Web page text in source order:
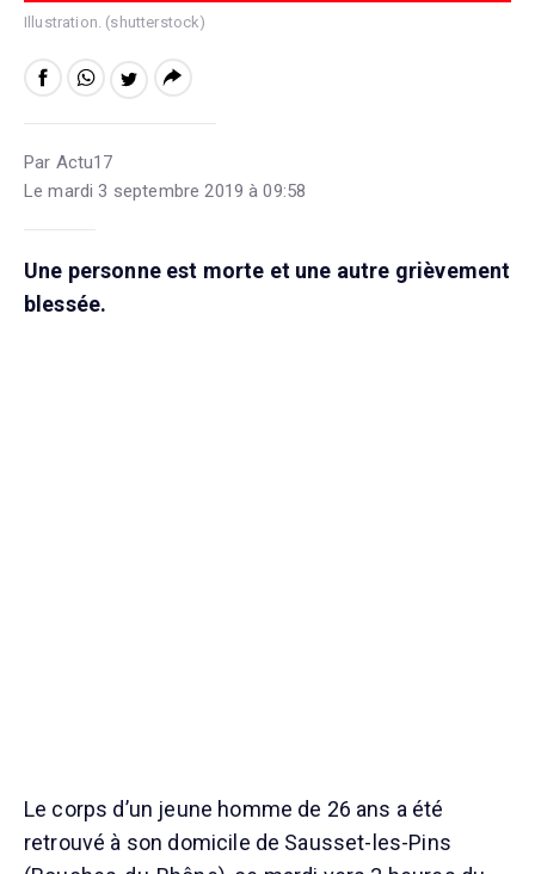
Illustration. (shutterstock)
Par Actu17
Le mardi 3 septembre 2019 à 09:58
Une personne est morte et une autre grièvement
blessée.
Le corps d’un jeune homme de 26 ans a été
retrouvé à son domicile de Sausset-les-Pins